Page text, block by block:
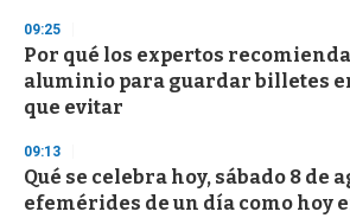
d
s
o
f
3
s
e
c
o
09:25
Por qué los expertos
aluminio para guardar billetes
que evitar
09:13
Qué se celebra hoy, sábado 8 de
efemérides de un día como hoy